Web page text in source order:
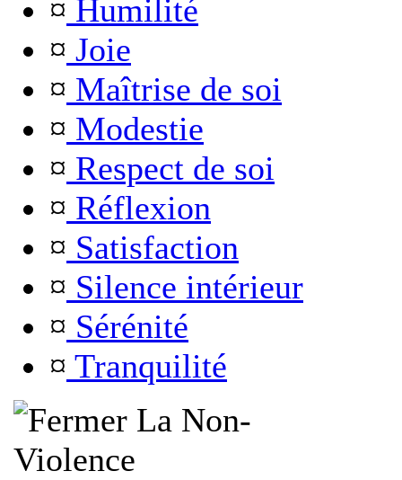
¤ Humilité
¤ Joie
¤ Maîtrise de soi
¤ Modestie
¤ Respect de soi
¤ Réflexion
¤ Satisfaction
¤ Silence intérieur
¤ Sérénité
¤ Tranquilité
La Non-
Violence